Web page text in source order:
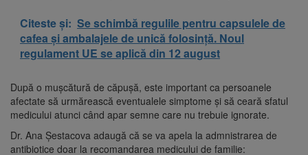
Citeste și: Se schimbă regulile pentru capsulele de
cafea și ambalajele de unică folosință. Noul
regulament UE se aplică din 12 august
După o mușcătură de căpușă, este important ca persoanele
afectate să urmărească eventualele simptome și să ceară sfatul
medicului atunci când apar semne care nu trebuie ignorate.
Dr. Ana Șestacova adaugă că se va apela la admnistrarea de
antibiotice doar la recomandarea medicului de familie: